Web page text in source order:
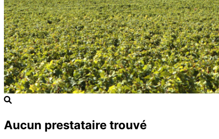
Aucun prestataire trouvé